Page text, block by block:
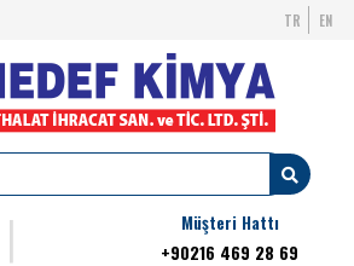
TR EN
Müşteri Hattı
+90216 469 28 69